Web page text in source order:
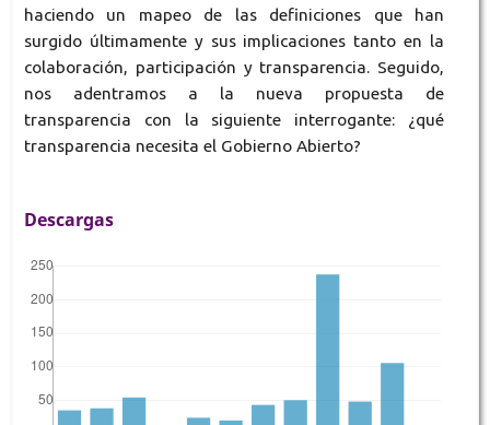
haciendo un mapeo de las definiciones que han
surgido últimamente y sus implicaciones tanto en la
colaboración, participación y transparencia. Seguido,
nos adentramos a la nueva propuesta de
transparencia con la siguiente interrogante: ¿qué
transparencia necesita el Gobierno Abierto?
Descargas